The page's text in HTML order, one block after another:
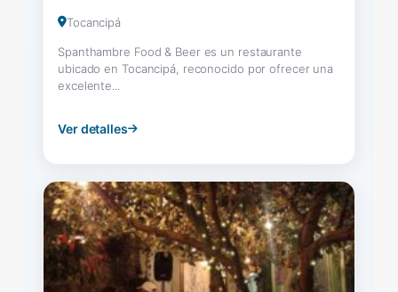
Tocancipá
Spanthambre Food & Beer es un restaurante
ubicado en Tocancipá, reconocido por ofrecer una
excelente...
Ver detalles